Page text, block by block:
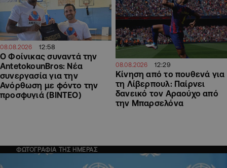
08.08.2026 12:58
Ο Φοίνικας συναντά την
AntetokounBros: Νέα
συνεργασία για την
Ανόρθωση με φόντο την
προσφυγιά (ΒΙΝΤΕΟ)
08.08.2026 12:29
Kίνηση από το πουθενά για
τη Λίβερπουλ: Παίρνει
δανεικό τον Αραούχο από
την Μπαρσελόνα
ΦΩΤΟΓΡΑΦΙΑ ΤΗΣ ΗΜΕΡΑΣ